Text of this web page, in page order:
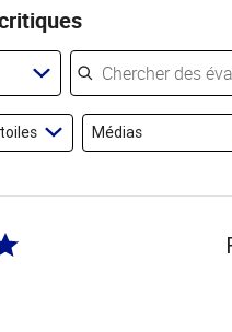
Chercher des
Médias